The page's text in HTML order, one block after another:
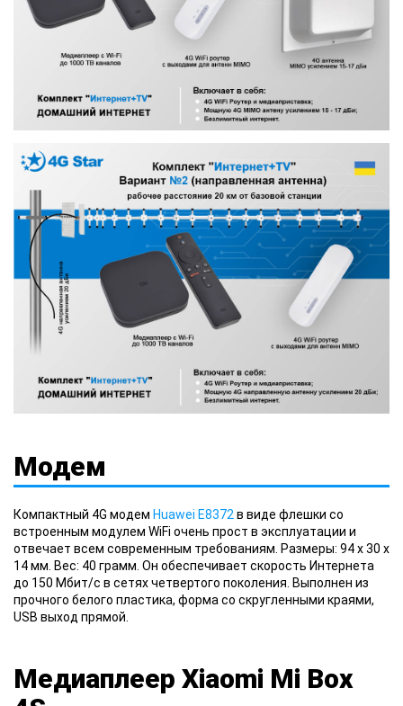
Модем
Компактный 4G модем Huawei E8372 в виде флешки со
встроенным модулем WiFi очень прост в эксплуатации и
отвечает всем современным требованиям. Размеры: 94 х 30 х
14 мм. Вес: 40 грамм. Он обеспечивает скорость Интернета
до 150 Мбит/с в сетях четвертого поколения. Выполнен из
прочного белого пластика, форма со скругленными краями,
USB выход прямой.
Медиаплеер Xiaomi Mi Box